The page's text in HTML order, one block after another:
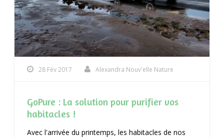
28 Fév 2017 Alexandra Nouv'elle Nature
GoPure : La solution pour purifier vos
habitacles !
Avec l'arrivée du printemps, les habitacles de nos